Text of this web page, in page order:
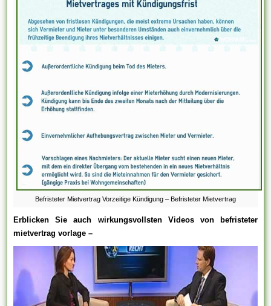
Befristeter Mietvertrag Vorzeitige Kündigung – Befristeter Mietvertrag
Erblicken Sie auch wirkungsvollsten Videos von befristeter
mietvertrag vorlage –